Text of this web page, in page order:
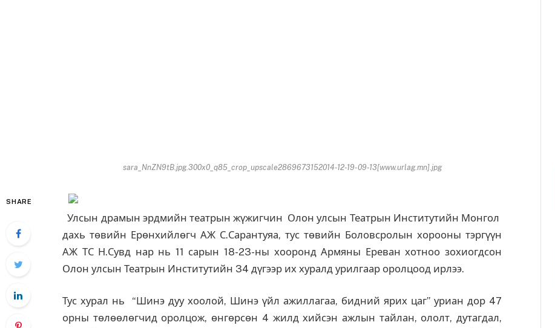
sara_NnZN9tB.jpg.300x0_q85_crop_upscale2869673152014-12-19-09-13[www.urlag.mn].jpg
SHARE
Улсын драмын эрдмийн театрын жүжигчин Олон улсын Театрын Институтийн Монгол
дахь төвийн Ерөнхийлөгч АЖ С.Сарантуяа, тус төвийн Боловсролын хорооны тэргүүн
АЖ ТС Н.Сувд нар нь 11 сарын 18-23-ны хооронд Армяны Ереван хотноо зохиогдсон
Олон улсын Театрын Институтийн 34 дүгээр их хуралд урилгаар оролцоод ирлээ.
Тус хурал нь “Шинэ дуу хоолой, Шинэ үйл ажиллагаа, бидний ярих цаг” уриан дор 47
орны төлөөлөгчид оролцож, өнгөрсөн 4 жилд хийсэн ажлын тайлан, ололт, дутагдал,